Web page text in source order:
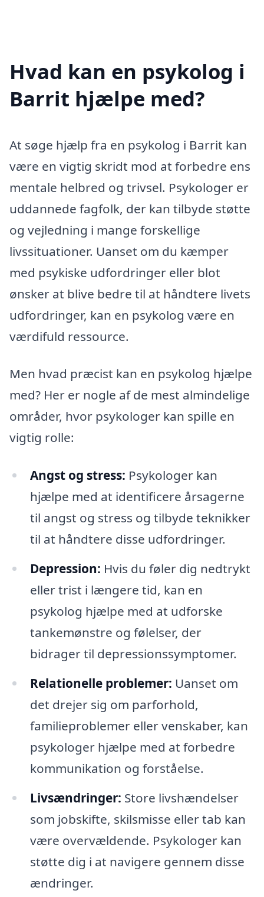
Hvad kan en psykolog i
Barrit hjælpe med?
At søge hjælp fra en psykolog i Barrit kan
være en vigtig skridt mod at forbedre ens
mentale helbred og trivsel. Psykologer er
uddannede fagfolk, der kan tilbyde støtte
og vejledning i mange forskellige
livssituationer. Uanset om du kæmper
med psykiske udfordringer eller blot
ønsker at blive bedre til at håndtere livets
udfordringer, kan en psykolog være en
værdifuld ressource.
Men hvad præcist kan en psykolog hjælpe
med? Her er nogle af de mest almindelige
områder, hvor psykologer kan spille en
vigtig rolle:
Angst og stress: Psykologer kan
hjælpe med at identificere årsagerne
til angst og stress og tilbyde teknikker
til at håndtere disse udfordringer.
Depression: Hvis du føler dig nedtrykt
eller trist i længere tid, kan en
psykolog hjælpe med at udforske
tankemønstre og følelser, der
bidrager til depressionssymptomer.
Relationelle problemer: Uanset om
det drejer sig om parforhold,
familieproblemer eller venskaber, kan
psykologer hjælpe med at forbedre
kommunikation og forståelse.
Livsændringer: Store livshændelser
som jobskifte, skilsmisse eller tab kan
være overvældende. Psykologer kan
støtte dig i at navigere gennem disse
ændringer.